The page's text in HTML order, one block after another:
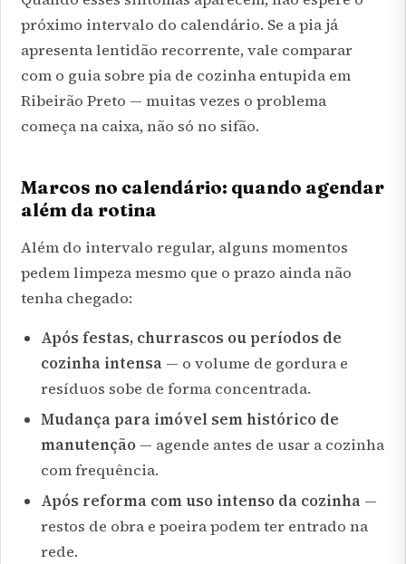
próximo intervalo do calendário. Se a pia já
apresenta lentidão recorrente, vale comparar
com o guia sobrepia de cozinha entupida em
Ribeirão Preto — muitas vezes o problema
começa na caixa, não só no sifão.
Marcos no calendário: quando agendar
além da rotina
Além do intervalo regular, alguns momentos
pedem limpeza mesmo que o prazo ainda não
tenha chegado:
Após festas, churrascos ou períodos de
cozinha intensa— o volume de gordura e
resíduos sobe de forma concentrada.
Mudança para imóvel sem histórico de
manutenção— agende antes de usar a cozinha
com frequência.
Após reforma com uso intenso da cozinha—
restos de obra e poeira podem ter entrado na
rede.